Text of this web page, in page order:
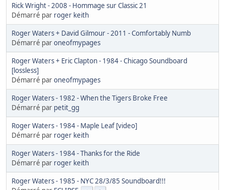
Rick Wright - 2008 - Hommage sur Classic 21
Démarré par roger keith
Roger Waters + David Gilmour - 2011 - Comfortably Numb
Démarré paroneofmypages
Roger Waters + Eric Clapton - 1984 - Chicago Soundboard
[lossless]
Démarré paroneofmypages
Roger Waters - 1982 - When the Tigers Broke Free
Démarré par petit_gg
Roger Waters - 1984 - Maple Leaf [video]
Démarré par roger keith
Roger Waters - 1984 - Thanks for the Ride
Démarré par roger keith
Roger Waters - 1985 - NYC 28/3/85 Soundboard!!!